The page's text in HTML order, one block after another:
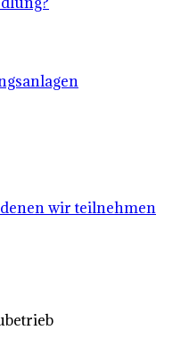
wir teilnehmen